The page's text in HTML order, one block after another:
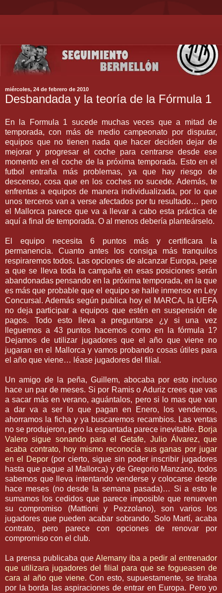
miércoles, 24 de febrero de 2010
Desbandada y la teoría de la Fórmula 1
En la Formula 1 sucede muchas veces que a mitad de
temporada, con más de medio campeonato por disputar,
equipos que no tienen nada que hacer deciden dejar de
mejorar y progresar el coche para centrarse desde ese
momento en el coche de la próxima temporada. Esto en el
futbol
entraña más problemas, ya que hay riesgo de
descenso, cosa que en los coches no sucede. Además, te
enfrentas a equipos de manera individualizada, por lo que
unos terceros van a verse afectados por tu resultado… pero
el
Mallorcaparece que va a llevar a cabo esta práctica de
aquí a final de temporada. O al menos debería planteárselo.
El equipo necesita 6 puntos más y certificara la
permanencia. Cuanto antes los consiga más tranquilos
respiraremos todos. Las opciones de alcanzar Europa, pese
a que se lleva toda la campaña en esas posiciones serán
abandonadas pensando en la próxima temporada, en la que
es más que probable que el equipo se halle inmenso en Ley
Concursal . Además según publica hoy el MARCA, la UEFA
no deja participar a equipos que estén en suspensión de
pagos. Todo esto lleva a preguntarse ¿y si una vez
lleguemos a 43 puntos hacemos como en la fórmula 1?
Dejamos de utilizar jugadores que el año que viene no
jugaran en el
Mallorcay vamos probando cosas útiles para
el año que viene… léase jugadores del filial.
Un amigo de la peña,Guillem, abocaba por esto incluso
hace un par de meses. Si por Ramiso Adurizcrees que vas
a sacar más en verano,aguántalos, pero si lo mas que van
a dar va a ser lo que pagan en Enero, los vendemos,
ahorramos la ficha y ya buscaremos recambios. Las ventas
no se produjeron, pero la espantada parece inevitable. Borja
Valero sigue sonando para elGetafe, Julio Álvarez, que
acaba contrato, hoy mismo reconocía sus ganas por jugar
en el
Depor (por cierto, sigue sin poder inscribir jugadores
hasta que pague al Mallorca) y de GregorioManzano, todos
sabemos que lleva intentando venderse y colocarse desde
hace meses (no desde la semana pasada)… Si a esto le
sumamos los cedidos que parece imposible que renueven
su compromiso (Mattioni y Pezzolano), son varios los
jugadores que pueden acabar sobrando. Solo Martí, acaba
contrato, pero parece con opciones de renovar por
compromiso con el club.
La prensa publicaba que Alemany iba a pedir al entrenador
que utilizara jugadores del filial para que se fogueasen de
cara al año que viene. Con esto,supuestamente, se tiraba
por la borda las aspiraciones de entrar en Europa. Pero yo